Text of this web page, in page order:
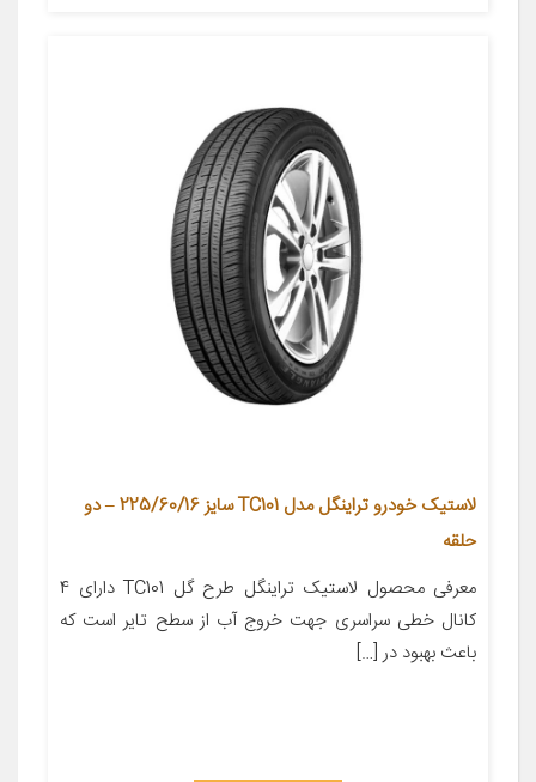
لاستیک خودرو تراینگل مدل TC101 سایز 225/60/16 – دو
حلقه
معرفی محصول لاستیک تراینگل طرح گل TC101 دارای 4
کانال خطی سراسری جهت خروج آب از سطح تایر است که
باعث بهبود در […]